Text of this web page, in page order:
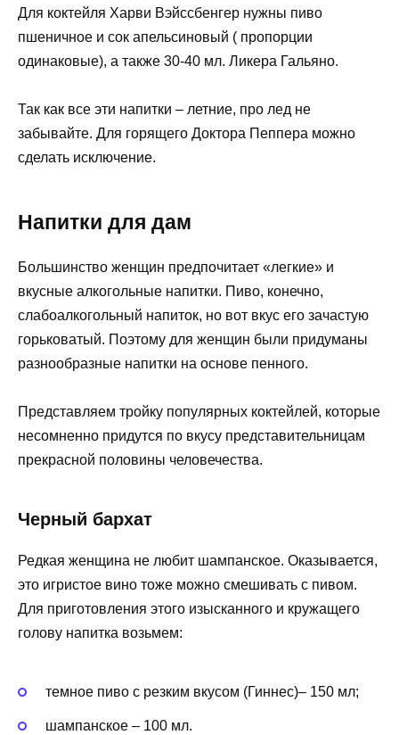
Для коктейля Харви Вэйссбенгер нужны пиво
пшеничное и сок апельсиновый ( пропорции
одинаковые), а также 30-40 мл. Ликера Гальяно.
Так как все эти напитки – летние, про лед не
забывайте. Для горящего Доктора Пеппера можно
сделать исключение.
Напитки для дам
Большинство женщин предпочитает «легкие» и
вкусные алкогольные напитки. Пиво, конечно,
слабоалкогольный напиток, но вот вкус его зачастую
горьковатый. Поэтому для женщин были придуманы
разнообразные напитки на основе пенного.
Представляем тройку популярных коктейлей, которые
несомненно придутся по вкусу представительницам
прекрасной половины человечества.
Черный бархат
Редкая женщина не любит шампанское. Оказывается,
это игристое вино тоже можно смешивать с пивом.
Для приготовления этого изысканного и кружащего
голову напитка возьмем:
темное пиво с резким вкусом (Гиннес)– 150 мл;
шампанское – 100 мл.